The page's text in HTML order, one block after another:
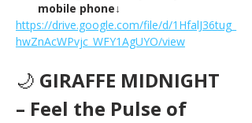
mobile phone↓
https://drive.google.com/file/d/1HfalJ36tug_
hwZnAcWPvjc_WFY1AgUYO/view
🌙 GIRAFFE MIDNIGHT
– Feel the Pulse of